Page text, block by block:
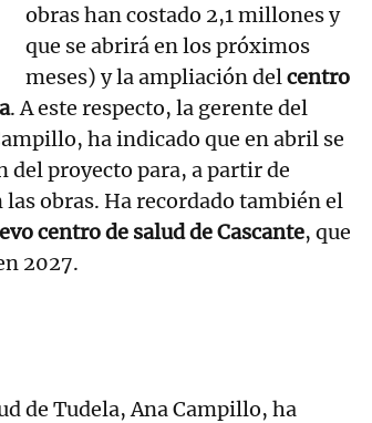
obras han costado 2,1 millones y
que se abrirá en los próximos
meses) y la ampliación delcentro
. A este respecto, la gerente del
ha indicado que en abril se
proyecto para, a partir de
obras. Ha recordado también el
centro de salud de Cascante, que
2027.
de Tudela, Ana Campillo, ha